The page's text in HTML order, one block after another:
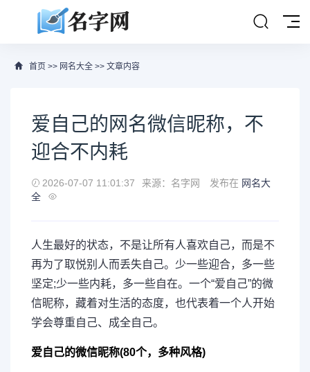
首页 >> 网名大全 >> 文章内容
爱自己的网名微信昵称，不
迎合不内耗
2026-07-07 11:01:37 来源：名字网 发布在 网名大
全
人生最好的状态，不是让所有人喜欢自己，而是不
再为了取悦别人而丢失自己。少一些迎合，多一些
坚定;少一些内耗，多一些自在。一个“爱自己”的微
信昵称，藏着对生活的态度，也代表着一个人开始
学会尊重自己、成全自己。
爱自己的微信昵称(80个，多种风格)